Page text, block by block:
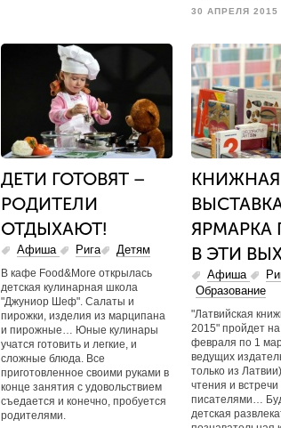
30 АПРЕЛЯ 2015
ДЕТИ ГОТОВЯТ –
РОДИТЕЛИ
ОТДЫХАЮТ!
Афиша Рига Детям
В кафе Food&More открылась
детская кулинарная школа
"Джуниор Шеф". Салаты и
пирожки, изделия из марципана
и пирожные… Юные кулинары
учатся готовить и легкие, и
сложные блюда. Все
приготовленное своими руками в
конце занятия с удовольствием
съедается и конечно, пробуется
родителями.
КНИЖНАЯ
ЯРМАРКА
В ЭТИ
Афиша
Образование
"Латвийская
2015" пройдет
февраля по 1
ведущих
только из
чтения и
писателями…
детская